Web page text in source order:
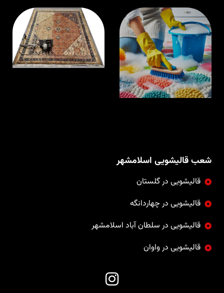
قالیشویی در
اسلامشهر با
مواد نانو و
ضدحساسیت
شعب قالیشویی اسلامشهر
قالیشویی در گلستان
قالیشویی در چهاردانگه
قالیشویی در سلطان آباد اسلامشهر
قالیشویی در واوان